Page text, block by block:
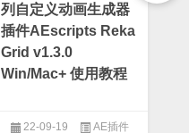
列自定义动画生成器
插件AEscripts Reka
Grid v1.3.0
Win/Mac+ 使用教程
22-09-19 AE插件